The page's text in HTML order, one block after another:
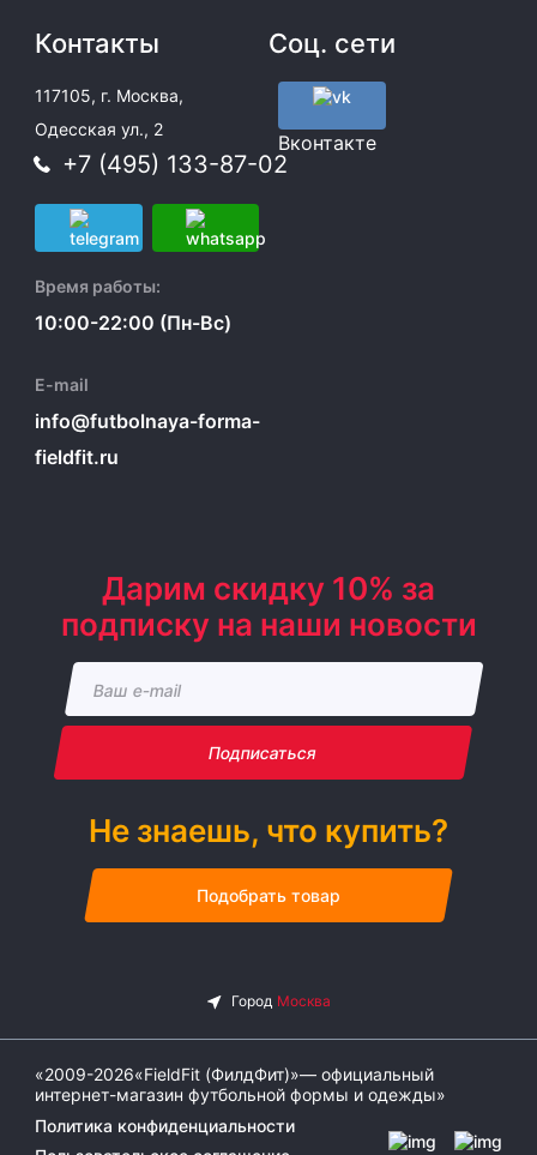
Контакты
117105, г. Москва,
Одесская ул., 2
+7 (495) 133-87-02
Время работы:
10:00-22:00 (Пн-Вс)
E-mail
info@futbolnaya-forma-
fieldfit.ru
Соц. сети
Вконтакте
Дарим скидку 10% за
подписку на наши новости
Подписаться
Не знаешь, что купить?
Подобрать товар
«2009-2026«FieldFit (ФилдФит)»— официальный
интернет-магазин футбольной формы и одежды»
Политика конфиденциальности